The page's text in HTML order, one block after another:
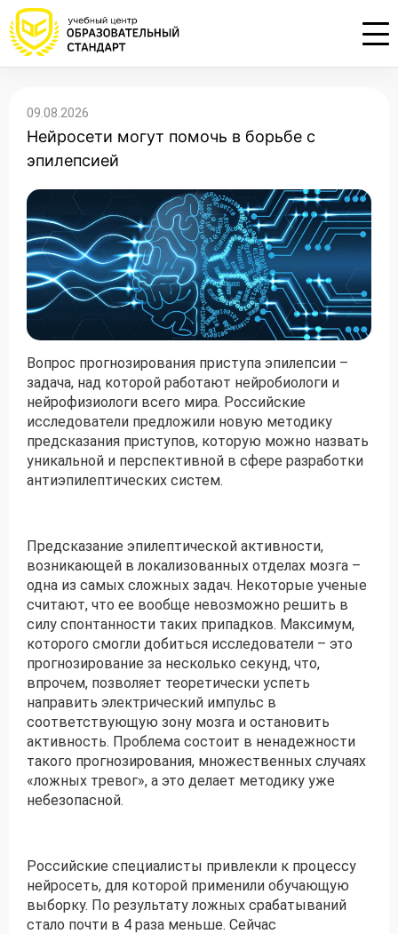
09.08.2026
Нейросети могут помочь в борьбе с
эпилепсией
Вопрос прогнозирования приступа эпилепсии –
задача, над которой работают нейробиологи и
нейрофизиологи всего мира. Российские
исследователи предложили новую методику
предсказания приступов, которую можно назвать
уникальной и перспективной в сфере разработки
антиэпилептических систем.
Предсказание эпилептической активности,
возникающей в локализованных отделах мозга –
одна из самых сложных задач. Некоторые ученые
считают, что ее вообще невозможно решить в
силу спонтанности таких припадков. Максимум,
которого смогли добиться исследователи – это
прогнозирование за несколько секунд, что,
впрочем, позволяет теоретически успеть
направить электрический импульс в
соответствующую зону мозга и остановить
активность. Проблема состоит в ненадежности
такого прогнозирования, множественных случаях
«ложных тревог», а это делает методику уже
небезопасной.
Российские специалисты привлекли к процессу
нейросеть, для которой применили обучающую
выборку. По результату ложных срабатываний
стало почти в 4 раза меньше. Сейчас
Подать заявку на обучение
Оставьте свои данные, наши специалисты
Приложите документы
Получить консультацию
Даю согласие наобработку персональных
данныхиe-mail рассылку
Откликнуться на резюме
Оставьте свои данные, наши специалисты
Приложите документы
Получить консультацию
Даю согласие наобработку персональных
данныхиe-mail рассылку
Проконсультируем по НМО с
начислением баллов 14 ЗЕТ
Оставьте свои данные, наши специалисты
Получить консультацию